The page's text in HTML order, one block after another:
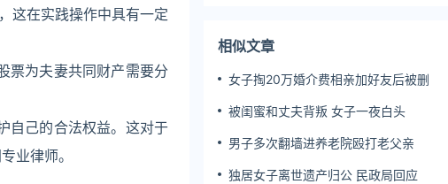
这在实践操作中具有一定
票为夫妻共同财产需要分
自己的合法权益。这对于
业律师。
相似文章
女子掏20万婚介费相亲加好友后被删
被闺蜜和丈夫背叛 女子一夜白头
男子多次翻墙进养老院殴打老父亲
独居女子离世遗产归公 民政局回应